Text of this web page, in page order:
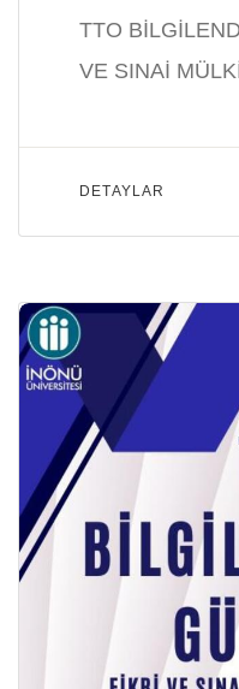
TTO
VE SINAİ
DETAYLAR